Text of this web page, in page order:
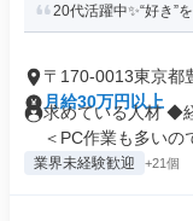
20代活躍中✨“好き”
〒170-0013東京都
月給30万円以上
求めている人材 ◆
＜PC作業も多いの
業界未経験歓迎 +21個